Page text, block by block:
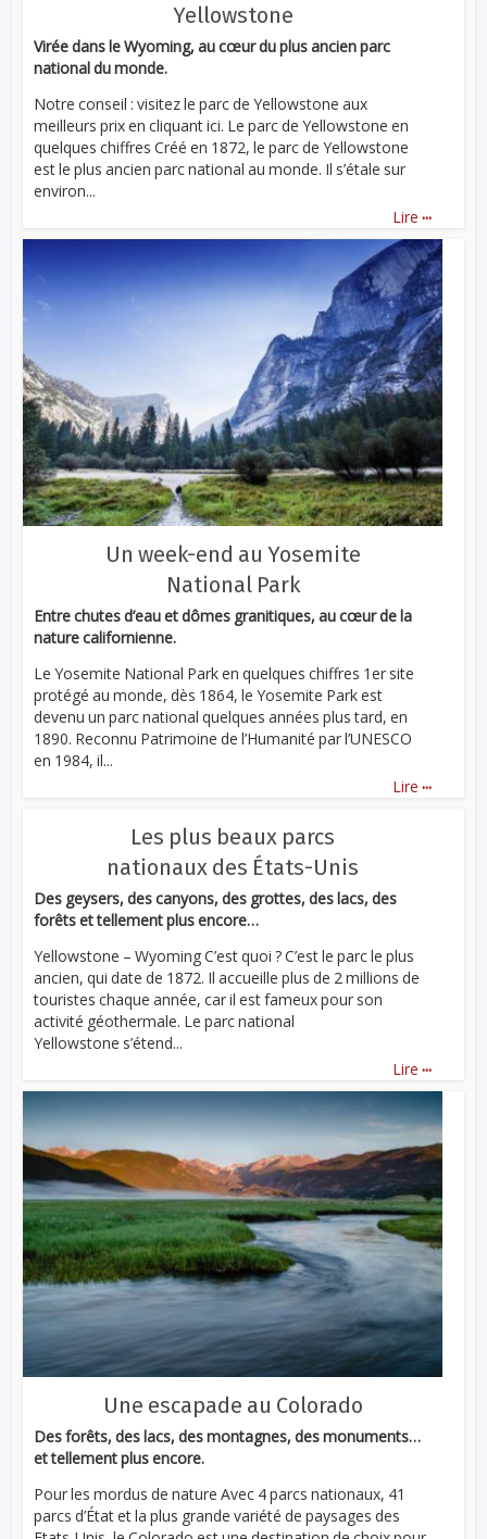
Yellowstone
Virée dans le Wyoming, au cœur du plus ancien parc
national du monde.
Notre conseil : visitez le parc de Yellowstone aux
meilleurs prix en cliquant ici. Le parc de Yellowstone en
quelques chiffres Créé en 1872, le parc de Yellowstone
est le plus ancien parc national au monde. Il s’étale sur
environ...
Lire ...
Un week-end au Yosemite
National Park
Entre chutes d’eau et dômes granitiques, au cœur de la
nature californienne.
Le Yosemite National Park en quelques chiffres 1er site
protégé au monde, dès 1864, le Yosemite Park est
devenu un parc national quelques années plus tard, en
1890. Reconnu Patrimoine de l’Humanité par l’UNESCO
en 1984, il...
Lire ...
Les plus beaux parcs
nationaux des États-Unis
Des geysers, des canyons, des grottes, des lacs, des
forêts et tellement plus encore…
Yellowstone – Wyoming C’est quoi ? C’est le parc le plus
ancien, qui date de 1872. Il accueille plus de 2 millions de
touristes chaque année, car il est fameux pour son
activité géothermale. Le parc national
Yellowstone s’étend...
Lire ...
Une escapade au Colorado
Des forêts, des lacs, des montagnes, des monuments…
et tellement plus encore.
Pour les mordus de nature Avec 4 parcs nationaux, 41
parcs d’État et la plus grande variété de paysages des